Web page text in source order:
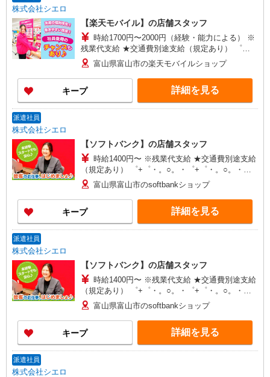
株式会社シエロ
【楽天モバイル】の店舗スタッフ
時給1700円〜2000円（経験・能力による） ※
残業代支給 ★交通費別途支給（規定あり） ゜
+゜・。○。・゜+゜・。○。・゜+゜ 入社祝い金10
万円支給(規定有) お友達を紹介頂くと, インセンテ
ィブ支給(規定有) ★月2回払い・週払い可能（規程
有）★ ゜・。○。・゜+゜・。○。・゜+゜
富山県富山市の楽天モバイルショップ
キープ 詳細を見る
派遣社員
株式会社シエロ
【ソフトバンク】の店舗スタッフ
時給1400円〜 ※残業代支給 ★交通費別途支給
（規定あり） ゜+゜・。○。・゜+゜・。○。・゜
+゜ 入社祝い金10万円支給(規定有) お友達を紹介
頂くと, インセンティブ支給(規定有) ★月2回払
い・週払い可能（規程有）★ ゜・。○。・゜
+゜・。○。・゜+゜
富山県富山市のsoftbankショップ
キープ 詳細を見る
派遣社員
株式会社シエロ
【ソフトバンク】の店舗スタッフ
時給1400円〜 ※残業代支給 ★交通費別途支給
（規定あり） ゜+゜・。○。・゜+゜・。○。・゜
+゜ 入社祝い金10万円支給(規定有) お友達を紹介
頂くと, インセンティブ支給(規定有) ★月2回払
い・週払い可能（規程有）★ ゜・。○。・゜
+゜・。○。・゜+゜
富山県富山市のsoftbankショップ
キープ 詳細を見る
派遣社員
株式会社シエロ